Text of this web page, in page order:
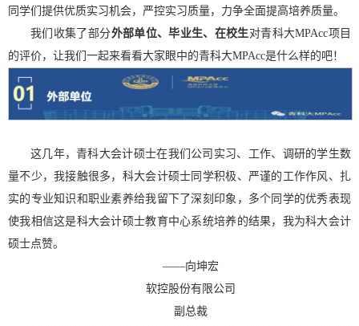
同学们提供优质实习机会，严控实习质量，力争全面提高培养质量。
我们收集了部分外部单位、毕业生、在校生对青科大MPAcc项目
的评价，让我们一起来看看大家眼中的青科大MPAcc是什么样的吧！
这几年，青科大会计硕士在我们公司实习、工作、调研的学生数
量不少，我接触很多，科大会计硕士同学积极、严谨的工作作风、扎
实的专业知识和职业素养给我留下了深刻印象，多个同学的优秀表现
使我相信这是科大会计硕士教育中心系统培养的结果，我为科大会计
硕士点赞。
——向坤宏
软控股份有限公司
副总裁